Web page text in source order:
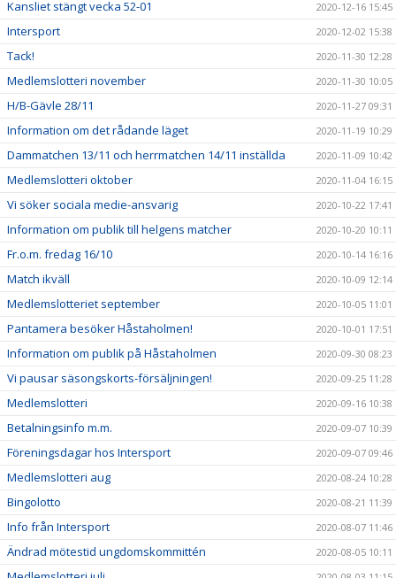
Kansliet stängt vecka 52-01 2020-12-16 15:45
Intersport 2020-12-02 15:38
Tack! 2020-11-30 12:28
Medlemslotteri november 2020-11-30 10:05
H/B-Gävle 28/11 2020-11-27 09:31
Information om det rådande läget 2020-11-19 10:29
Dammatchen 13/11 och herrmatchen 14/11 inställda 2020-11-09 10:42
Medlemslotteri oktober 2020-11-04 16:15
Vi söker sociala medie-ansvarig 2020-10-22 17:41
Information om publik till helgens matcher 2020-10-20 10:11
Fr.o.m. fredag 16/10 2020-10-14 16:16
Match ikväll 2020-10-09 12:14
Medlemslotteriet september 2020-10-05 11:01
Pantamera besöker Håstaholmen! 2020-10-01 17:51
Information om publik på Håstaholmen 2020-09-30 08:23
Vi pausar säsongskorts-försäljningen! 2020-09-25 11:28
Medlemslotteri 2020-09-16 10:38
Betalningsinfo m.m. 2020-09-07 10:39
Föreningsdagar hos Intersport 2020-09-07 09:46
Medlemslotteri aug 2020-08-24 10:28
Bingolotto 2020-08-21 11:39
Info från Intersport 2020-08-07 11:46
Ändrad mötestid ungdomskommittén 2020-08-05 10:11